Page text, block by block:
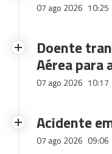
07 ago 2026 10:25
Doente
Aérea para
07 ago 2026 10:17
Acidente
07 ago 2026 09:06